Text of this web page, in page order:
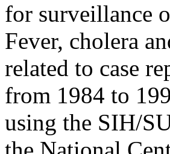
for surveillance
Fever, cholera
related to case
from 1984 to
using the SIH/